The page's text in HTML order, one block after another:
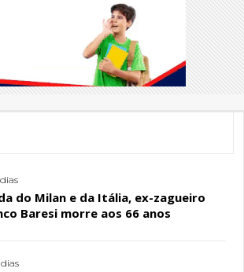
do Milan e da Itália, ex-zagueiro
Baresi morre aos 66 anos